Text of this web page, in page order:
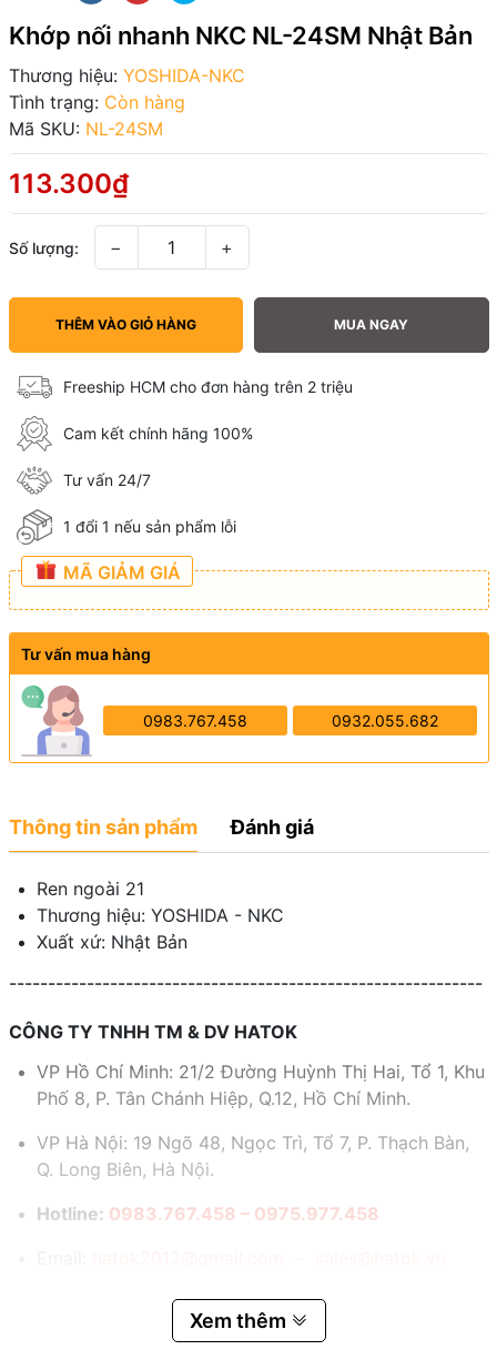
Khớp nối nhanh NKC NL-24SM Nhật Bản
Thương hiệu: YOSHIDA-NKC
Tình trạng: Còn hàng
Mã SKU: NL-24SM
113.300₫
Số lượng: − +
THÊM VÀO GIỎ HÀNG MUA NGAY
Freeship HCM cho đơn hàng trên 2 triệu
Cam kết chính hãng 100%
Tư vấn 24/7
1 đổi 1 nếu sản phẩm lỗi
MÃ GIẢM GIÁ
Tư vấn mua hàng
0983.767.458 0932.055.682
Thông tin sản phẩm Đánh giá
Ren ngoài 21
Thương hiệu: YOSHIDA - NKC
Xuất xứ: Nhật Bản
-------------------------------------------------------------
CÔNG TY TNHH TM & DV HATOK
VP Hồ Chí Minh: 21/2 Đường Huỳnh Thị Hai, Tổ 1, Khu
Phố 8, P. Tân Chánh Hiệp, Q.12, Hồ Chí Minh.
VP Hà Nội: 19 Ngõ 48, Ngọc Trì, Tổ 7, P. Thạch Bàn,
Q. Long Biên, Hà Nội.
Hotline: 0983.767.458 – 0975.977.458
Xem thêm